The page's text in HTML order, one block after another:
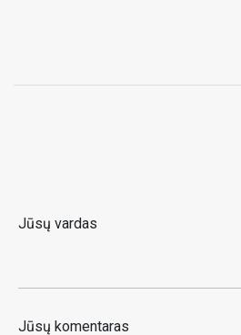
Jūsų vardas
Jūsų komentaras